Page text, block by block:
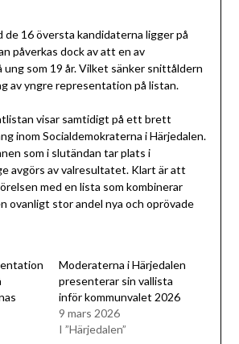
de 16 översta kandidaterna ligger på
påverkas dock av att en av
ung som 19 år. Vilket sänker snittåldern
av yngre representation på listan.
visar samtidigt på ett brett
inom Socialdemokraterna i Härjedalen.
som i slutändan tar plats i
avgörs av valresultatet. Klart är att
med en lista som kombinerar
ovanligt stor andel nya och oprövade
Moderaterna i Härjedalen
presenterar sin vallista
inför kommunvalet 2026
9 mars 2026
I ”Härjedalen”